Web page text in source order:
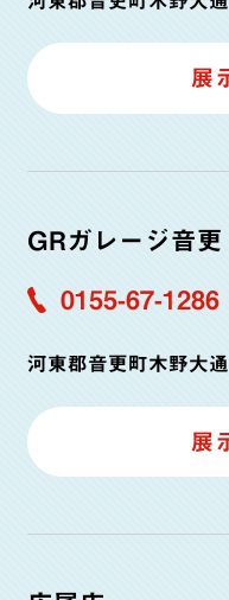
展
GRガレージ音更
0155-67-1286
河東郡音更町木野大
展